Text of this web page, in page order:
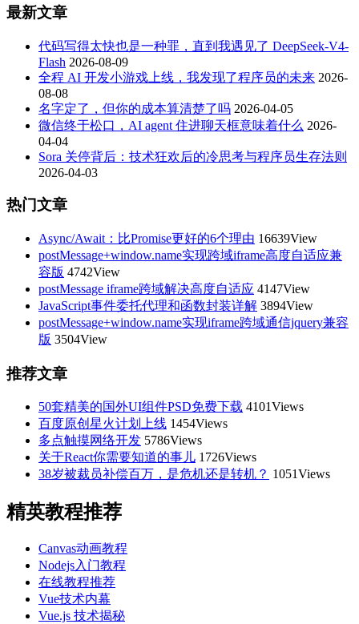
最新文章
代码写得太快也是一种罪，直到我遇见了 DeepSeek-V4-
Flash 2026-08-09
全程 AI 开发小游戏上线，我发现了程序员的未来 2026-
08-08
名字定了，但你的成本算清楚了吗 2026-04-05
微信终于松口，AI agent 住进聊天框意味着什么 2026-
04-04
Sora 关停背后：技术狂欢后的冷思考与程序员生存法则
2026-04-03
热门文章
Async/Await：比Promise更好的6个理由 16639View
postMessage+window.name实现跨域iframe高度自适应兼
容版 4742View
postMessage iframe跨域解决高度自适应 4147View
JavaScript事件委托代理和函数封装详解 3894View
postMessage+window.name实现iframe跨域通信jquery兼容
版 3504View
推荐文章
50套精美的国外UI组件PSD免费下载 4101Views
百度原创星火计划上线 1454Views
多点触摸网络开发 5786Views
关于React你需要知道的事儿 1726Views
38岁被裁员补偿百万，是危机还是转机？ 1051Views
精英教程推荐
Canvas动画教程
Nodejs入门教程
在线教程推荐
Vue技术内幕
Vue.js 技术揭秘